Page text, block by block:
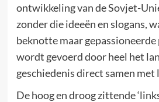
ontwikkeling van de Sovjet-
zonder die ideeën en slogans,
beknotte maar
wordt gevoerd door heel het
geschiedenis direct samen
De hoog en droog zittende